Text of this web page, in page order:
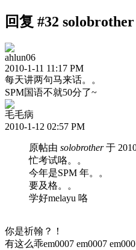
回复 #32
ahlun06
2010-1-11 11:17 PM
每天讲两句马来话。。
SPM国语不就50分了~
毛毛病
2010-1-12 02:57 PM
原帖由 solobrother于
忙考试咯。。
今年是SPM 年。。
要及格。。
学好melayu 咯
你是祈翰？！
有这么乖em0007 em0007